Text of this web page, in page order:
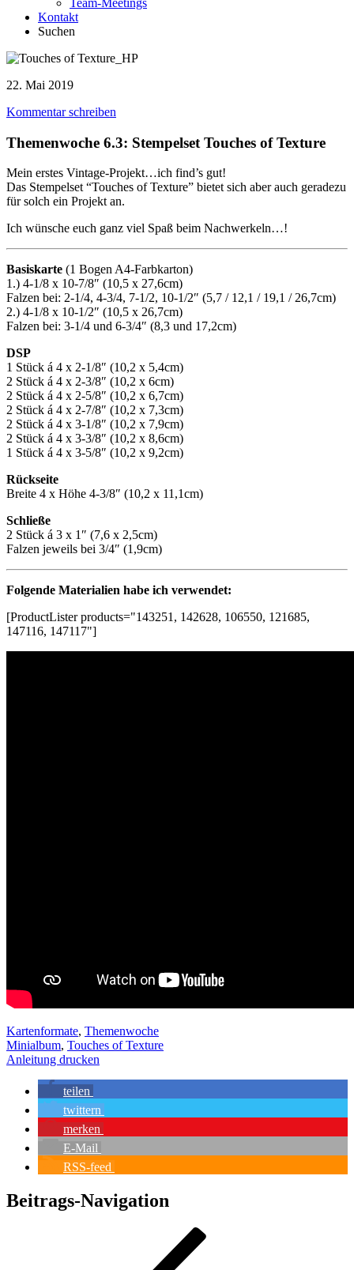
Team-Meetings
Kontakt
Suchen
22. Mai 2019
Kommentar schreiben
Themenwoche 6.3: Stempelset Touches of Texture
Mein erstes Vintage-Projekt…ich find’s gut!
Das Stempelset “Touches of Texture” bietet sich aber auch geradezu
für solch ein Projekt an.
Ich wünsche euch ganz viel Spaß beim Nachwerkeln…!
Basiskarte (1 Bogen A4-Farbkarton)
1.) 4-1/8 x 10-7/8″ (10,5 x 27,6cm)
Falzen bei: 2-1/4, 4-3/4, 7-1/2, 10-1/2″ (5,7 / 12,1 / 19,1 / 26,7cm)
2.) 4-1/8 x 10-1/2″ (10,5 x 26,7cm)
Falzen bei: 3-1/4 und 6-3/4″ (8,3 und 17,2cm)
DSP
1 Stück á 4 x 2-1/8″ (10,2 x 5,4cm)
2 Stück á 4 x 2-3/8″ (10,2 x 6cm)
2 Stück á 4 x 2-5/8″ (10,2 x 6,7cm)
2 Stück á 4 x 2-7/8″ (10,2 x 7,3cm)
2 Stück á 4 x 3-1/8″ (10,2 x 7,9cm)
2 Stück á 4 x 3-3/8″ (10,2 x 8,6cm)
1 Stück á 4 x 3-5/8″ (10,2 x 9,2cm)
Rückseite
Breite 4 x Höhe 4-3/8″ (10,2 x 11,1cm)
Schließe
2 Stück á 3 x 1″ (7,6 x 2,5cm)
Falzen jeweils bei 3/4″ (1,9cm)
Folgende Materialien habe ich verwendet:
[ProductLister products="143251, 142628, 106550, 121685,
147116, 147117"]
Kartenformate, Themenwoche
Minialbum, Touches of Texture
Anleitung drucken
teilen
twittern
merken
E-Mail
RSS-feed
Beitrags-Navigation